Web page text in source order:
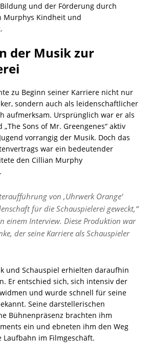
und der Förderung durch
Murphys Kindheit und
der Musik zur
zu Beginn seiner Karriere nicht nur
sondern auch als leidenschaftlicher
aufmerksam. Ursprünglich war er als
Sons of Mr. Greengenes“ aktiv
vorrangig der Musik. Doch das
war ein bedeutender
den Cillian Murphy
von ‚Uhrwerk Orange‘
für die Schauspielerei geweckt,“
einem Interview. Diese Produktion war
der seine Karriere als Schauspieler
und Schauspiel erhielten daraufhin
Er entschied sich, sich intensiv der
und wurde schnell für seine
Seine darstellerischen
Bühnenpräsenz brachten ihm
ein und ebneten ihm den Weg
im Filmgeschäft.